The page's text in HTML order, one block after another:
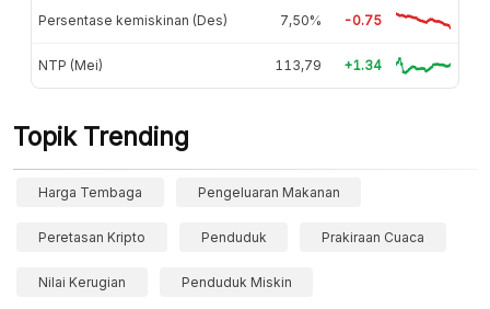
Persentase kemiskinan (Des) 7,50% -0.75
NTP (Mei) 113,79 +1.34
Topik Trending
Harga Tembaga Pengeluaran Makanan
Peretasan Kripto Penduduk Prakiraan Cuaca
Nilai Kerugian Penduduk Miskin